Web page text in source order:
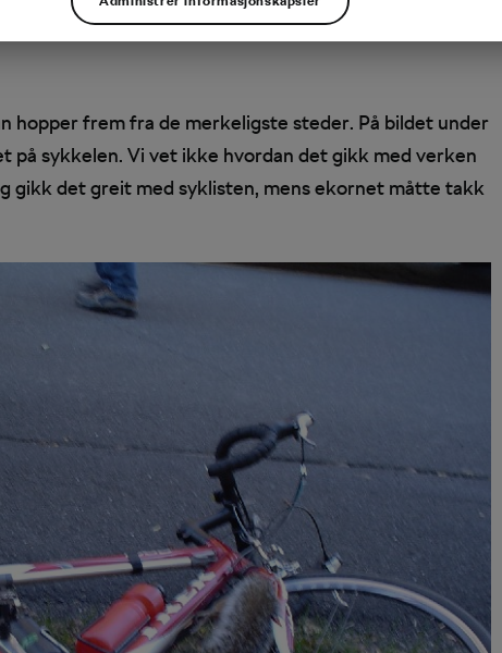
hopper frem fra de merkeligste steder. På bildet under
på sykkelen. Vi vet ikke hvordan det gikk med verken
gikk det greit med syklisten, mens ekornet måtte takk